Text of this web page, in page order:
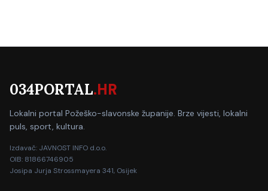
034PORTAL.HR
Lokalni portal Požeško-slavonske županije. Brze vijesti, lokalni
puls, sport, kultura.
Izdavač: JAVNOST INFO d.o.o.
OIB: 81866746905
Josipa Jurja Strossmayera 341, Osijek